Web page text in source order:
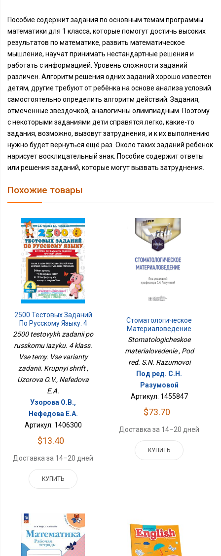
Пособие содержит задания по основным темам программы
математики для 1 класса, которые помогут достичь высоких
результатов по математике, развить математическое
мышление, научат принимать нестандартные решения и
работать с информацией. Уровень сложности заданий
различен. Алгоритм решения одних заданий хорошо известен
детям, другие требуют от ребёнка на основе анализа условий
самостоятельно определить алгоритм действий. Задания,
отмеченные звёздочкой, аналогичны олимпиадным. Поэтому
с некоторыми заданиями дети справятся легко, какие-то
задания, возможно, вызовут затруднения, и к их выполнению
нужно будет вернуться ещё раз. Около таких заданий ребенок
нарисует восклицательный знак. Пособие содержит ответы
или решения заданий, которые могут вызвать затруднения.
Похожие товары
2500 Тестовых Заданий
По Русскому Языку. 4
Класс. Все Темы. Все
Варианты Заданий.
Крупный Шрифт
2500 testovykh zadanii po
russkomu iazyku. 4 klass.
Vse temy. Vse varianty
zadanii. Krupnyi shrift ,
Uzorova O.V., Nefedova
E.A.
Узорова О.В.,
Нефедова Е.А.
Артикул: 1406300
$13.40
Доставка за 14–20 дней
КУПИТЬ
Стоматологическое
Материаловедение
Stomatologicheskoe
materialovedenie , Pod
red. S.N. Razumovoi
Под ред. С.Н.
Разумовой
Артикул: 1455847
$73.70
Доставка за 14–20 дней
КУПИТЬ